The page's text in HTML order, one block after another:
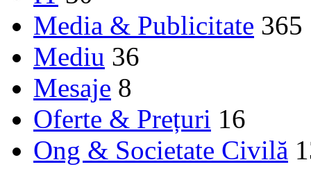
Media & Publicitate 365
Mediu 36
Mesaje 8
Oferte & Prețuri 16
Ong & Societate Civilă